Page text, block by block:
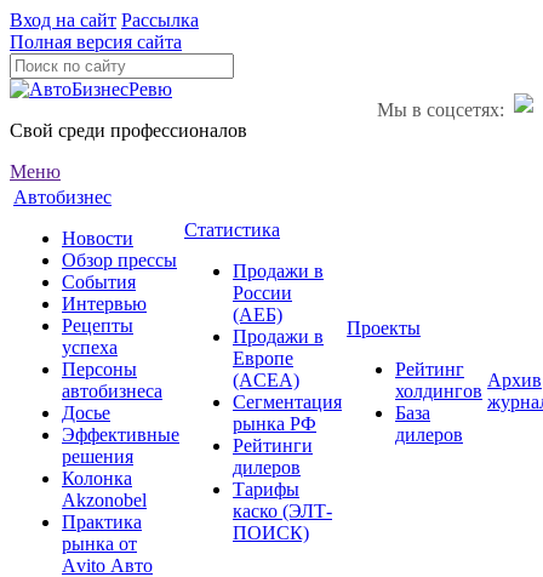
Вход на сайт Рассылка
Полная версия сайта
Мы в соцсетях:
Свой среди профессионалов
Меню
Автобизнес
Новости
Обзор прессы
События
Интервью
Рецепты
успеха
Персоны
автобизнеса
Досье
Эффективные
решения
Колонка
Akzonobel
Практика
рынка от
Аvito Авто
Статистика
Продажи в
России
(АЕБ)
Продажи в
Европе
(ACEA)
Сегментация
рынка РФ
Рейтинги
дилеров
Тарифы
каско (ЭЛТ-
ПОИСК)
Проекты
Рейтинг
холдингов
База
дилеров
Архив